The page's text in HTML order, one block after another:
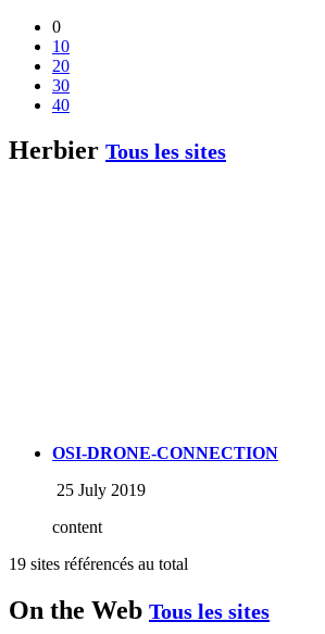
0
10
20
30
40
Herbier Tous les sites
OSI-DRONE-CONNECTION
25 July 2019
content
19 sites référencés au total
On the Web Tous les sites